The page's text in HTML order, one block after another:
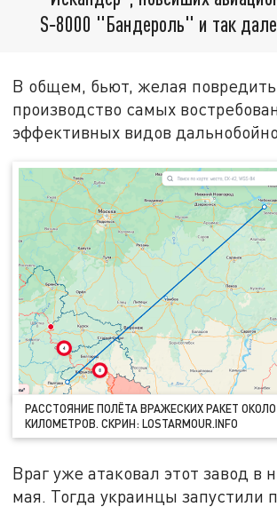
S‑8000 "Бандероль" и так
В общем, бьют, желая повредить
производство самых
эффективных видов
РАССТОЯНИЕ ПОЛЁТА ВРАЖЕСКИХ РАКЕТ
КИЛОМЕТРОВ. СКРИН: LOSTARMOUR.INFO
Враг уже атаковал этот завод в
мая. Тогда украинцы запустили